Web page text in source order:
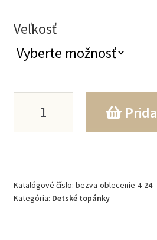
Veľkosť
-
Katalógové číslo: bezva-oblecenie-4-24
Kategória: Detské topánky